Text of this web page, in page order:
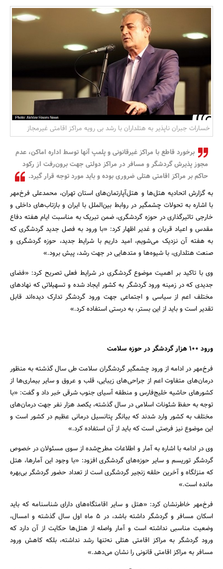
بانک، بیمه و سرمایه
جستجو
خسارات جبران ناپذیر به هتلداران با رشد بی رویه مراکز اقامتی غیرمجاز
برخورد قاطع با مراکز غیرقانونی و پلمپ آنها توسط اداره اماکن، عدم
مجوز پذیرش گردشگر و مسافر در مراکز دولتی جهت برون‌رفت از رکود
حاکم بر مراکز اقامتی هتلی ضروری بوده و باید مورد توجه قرار گیرد.
به گزارش اتحادیه هتل‌ها و هتل‌آپارتمان‌های استان تهران، محمدعلی فرخ‌مهر
با اشاره به تحولات چشمگیر در روابط بین‌الملل با ایران و بازتاب‌های داخلی و
خارجی تاثیرگذاری در حوزه گردشگری، ضمن تبریک به مناسبت ایام هفته دفاع
مقدس و اعیاد قربان و غدیر اظهار کرد: «با ورود به فصل جدید گردشگری که
به هفته آن نزدیک می‌شویم، امید داریم با شرایط جدید، حوزه گردشگری و
صنعت هتلداری، با شیوه‌ها و متدهایی در جهت رشد، پیش برود.»
وی با تاکید بر اهمیت موضوع گردشگری در شرایط فعلی تصریح کرد: «فضای
جدیدی که در زمینه ورود گردشگر به کشور ایجاد شده و تسهیلاتی که نهادهای
مختلف اعم از سیاسی و اجتماعی جهت ورود گردشگر تدارک دیده‌اند قابل
تقدیر است و باید از این بستر، به درستی استفاده کرد.»
ورود 100 هزار گردشگر در حوزه سلامت
فرخ‌مهر در ادامه از ورود چشمگیر گردشگران سلامت طی سال گذشته به منظور
درمان‌های متفاوت اعم از جراحی‌های زیبایی، قلب و عروق و سایر بیماری‌ها از
کشورهای حاشیه خلیج‌فارس و منطقه آسیای جنوب شرقی خبر داد و گفت: «با
توجه به حفظ شئونات اسلامی در سال گذشته، یکصد هزار نفر جهت درمان‌های
مختلف به کشور وارد شدند که بیانگر پتانسیل درمانی عظیم در کشور است و
این موضوع نیز فرصتی است که باید از آن استفاده کرد.»
وی در ادامه با اشاره به آمار و اطلاعات مطرح‌شده از سوی مسئولان در خصوص
گردشگر توریسم و سایر حوزه‌های گردشگری افزود: «با وجود این آمارها، هتل
که منزلگاه و آخرین حلقه زنجیر گردشگری است از تعداد حضور گردشگر بی‌بهره
مانده است.»
فرخ‌مهر خاطرنشان کرد: «هتل و سایر اقامتگاه‌های دارای شناسنامه که باید
اسکان مسافر و گردشگر داشته باشد، در 5 ماه اول سال گذشته و امسال،
وضعیت مناسبی نداشته است و آمار واصله از هتل‌ها حکایت از آن دارد که
ورود گردشگر به مراکز اقامتی ‌هتلی نه‌تنها رشد نداشته، بلکه کاهش ورود
مسافر به‌ مراکز اقامتی قانونی را نشان می‌دهد.»